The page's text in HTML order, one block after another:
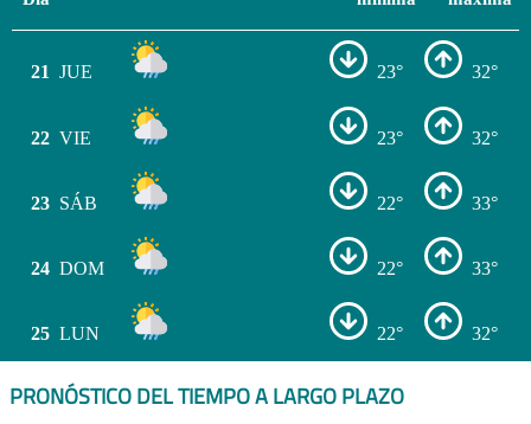
21 JUE 23° 32°
22 VIE 23° 32°
23 SÁB 22° 33°
24 DOM 22° 33°
25 LUN 22° 32°
PRONÓSTICO DEL TIEMPO A LARGO PLAZO